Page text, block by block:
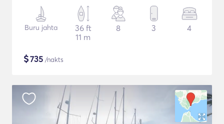
Buru jahta
36 ft
11 m
8 3 4
$735 /nakts